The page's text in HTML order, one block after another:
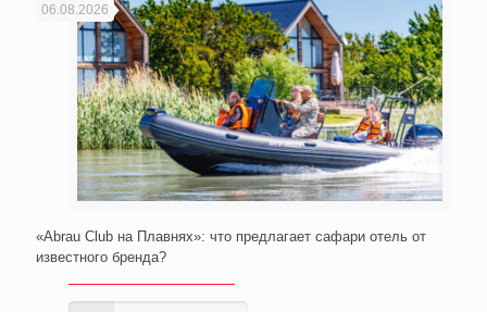
06.08.2026
«Abrau Club на Плавнях»: что предлагает сафари отель от
известного бренда?